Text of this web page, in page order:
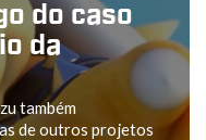
do caso
da
também
de outros projetos